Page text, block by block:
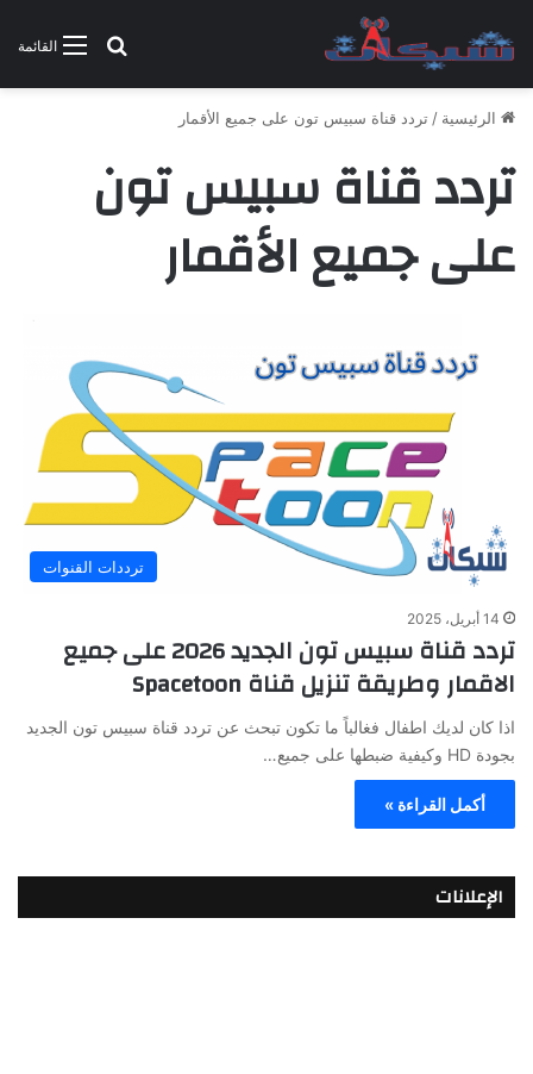
القائمةبحث عن
الرئيسية / تردد قناة سبيس تون على جميع الأقمار
تردد قناة سبيس تون
على جميع الأقمار
ترددات القنوات
14 أبريل، 2025
تردد قناة سبيس تون الجديد 2026 على جميع
الاقمار وطريقة تنزيل قناة Spacetoon
اذا كان لديك اطفال فغالباً ما تكون تبحث عن تردد قناة سبيس تون الجديد
بجودة HD وكيفية ضبطها على جميع…
أكمل القراءة »
الإعلانات